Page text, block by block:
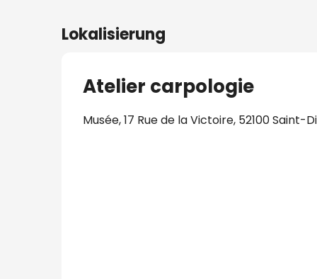
Lokalisierung
Atelier carpologie
Musée, 17 Rue de la Victoire, 52100 Saint-